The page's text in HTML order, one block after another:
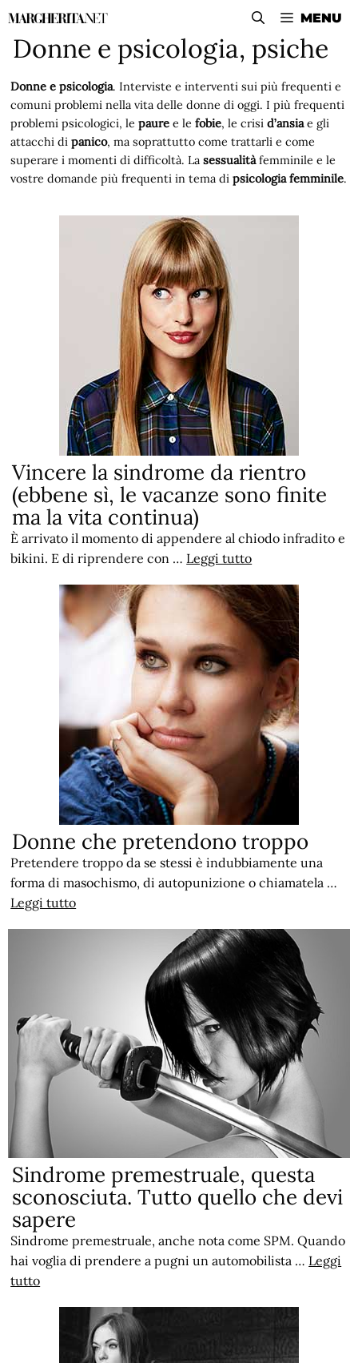
Vai
contenuto
MENU
Donne e psicologia, psiche
Donne e psicologia. Interviste e interventi sui più frequenti e
comuni problemi nella vita delle donne di oggi. I più frequenti
problemi psicologici, le pauree le fobie, le crisi d’ansiae gli
attacchi di panico, ma soprattutto come trattarli e come
superare i momenti di difficoltà. La sessualitàfemminile e le
vostre domande più frequenti in tema di psicologia femminile.
Vincere la sindrome da rientro
(ebbene sì, le vacanze sono finite
ma la vita continua)
È arrivato il momento di appendere al chiodo infradito e
bikini. E di riprendere con … Leggi tutto
Donne che pretendono troppo
Pretendere troppo da se stessi è indubbiamente una
forma di masochismo, di autopunizione o chiamatela …
Leggi tutto
Sindrome premestruale, questa
sconosciuta. Tutto quello che devi
sapere
Sindrome premestruale, anche nota come SPM. Quando
hai voglia di prendere a pugni un automobilista … Leggi
tutto